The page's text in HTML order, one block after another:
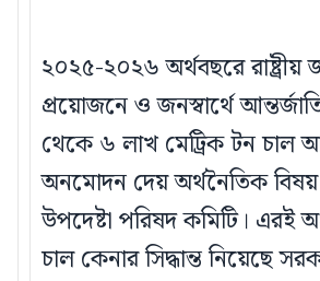
২০২৫-২০২৬ অর্থবছরে রাষ্ট্রীয়
প্রয়োজনে ও জনস্বার্থে
থেকে ৬ লাখ মেট্রিক টন চাল
অনমোদন দেয় অর্থনৈতিক বিষয়
উপদেষ্টা পরিষদ কমিটি। এরই
চাল কেনার সিদ্ধান্ত নিয়েছে